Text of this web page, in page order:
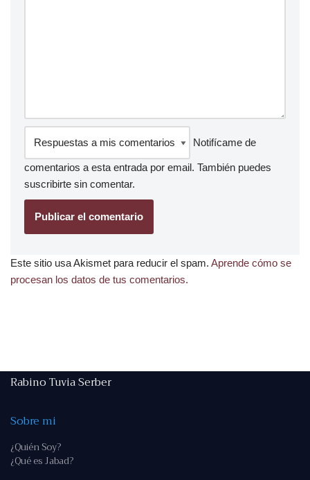
Notifícame de
comentarios a esta entrada por email. También puedes
suscribirte sin comentar.
Este sitio usa Akismet para reducir el spam. Aprende cómo se
procesan los datos de tus comentarios.
Rabino Tuvia Serber
Sobre mi
¿Quién Soy?
¿Qué es Jabad?